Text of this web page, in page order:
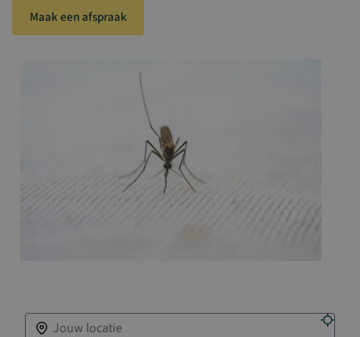
Maak een afspraak
Zoek een vaccinatiepunt in de buurt